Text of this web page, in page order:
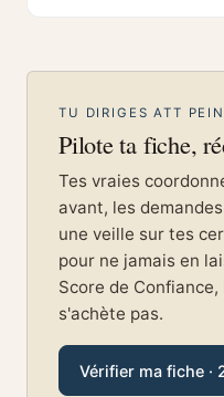
TU DIRIGES ATT
Pilote ta fiche,
Tes vraies
avant, les
une veille sur tes
pour ne jamais en
Score de
s'achète pas.
Vérifier ma fiche ·